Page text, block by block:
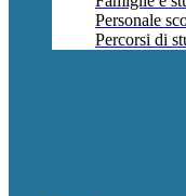
Personale
Percorsi di